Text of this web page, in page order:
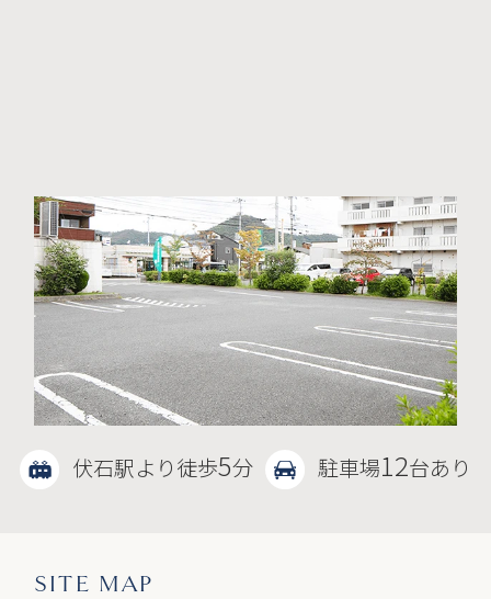
伏石駅より徒歩5分 駐車場12台あり
SITE MAP